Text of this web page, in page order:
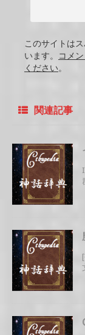
このサイトは
います。
コメ
ください。
関連記事